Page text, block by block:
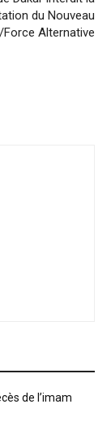
du Nouveau
Alternative
de l’imam